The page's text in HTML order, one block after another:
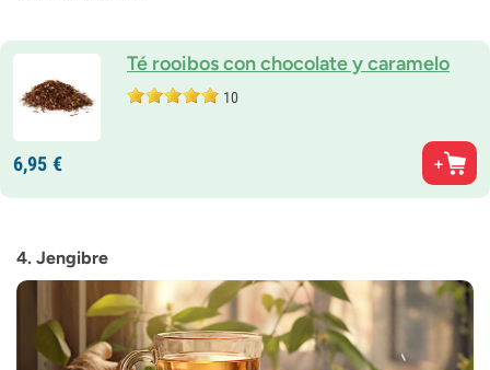
Té rooibos con chocolate y caramelo
10
6,95 €
4. Jengibre